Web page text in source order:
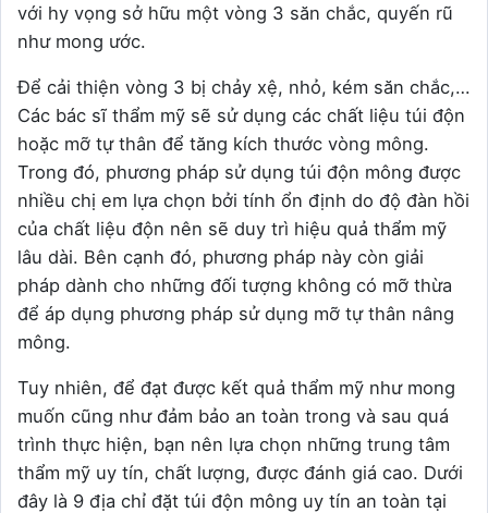
với hy vọng sở hữu một vòng 3 săn chắc, quyến rũ
như mong ước.
Để cải thiện vòng 3 bị chảy xệ, nhỏ, kém săn chắc,…
Các bác sĩ thẩm mỹ sẽ sử dụng các chất liệu túi độn
hoặc mỡ tự thân để tăng kích thước vòng mông.
Trong đó, phương pháp sử dụng túi độn mông được
nhiều chị em lựa chọn bởi tính ổn định do độ đàn hồi
của chất liệu độn nên sẽ duy trì hiệu quả thẩm mỹ
lâu dài. Bên cạnh đó, phương pháp này còn giải
pháp dành cho những đối tượng không có mỡ thừa
để áp dụng phương pháp sử dụng mỡ tự thân nâng
mông.
Tuy nhiên, để đạt được kết quả thẩm mỹ như mong
muốn cũng như đảm bảo an toàn trong và sau quá
trình thực hiện, bạn nên lựa chọn những trung tâm
thẩm mỹ uy tín, chất lượng, được đánh giá cao. Dưới
đây là 9 địa chỉ đặt túi độn mông uy tín an toàn tại